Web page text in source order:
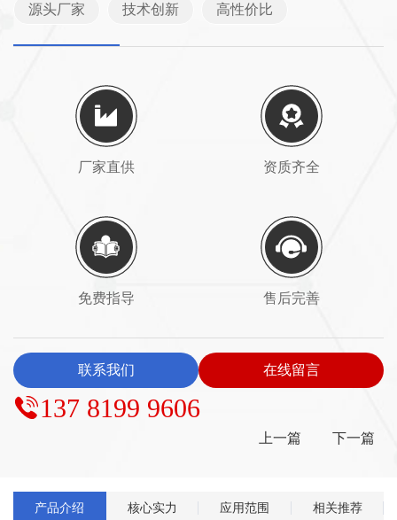
源头厂家 技术创新 高性价比
厂家直供 资质齐全
免费指导 售后完善
联系我们 在线留言
137 8199 9606
上一篇 下一篇
产品介绍 核心实力 应用范围 相关推荐